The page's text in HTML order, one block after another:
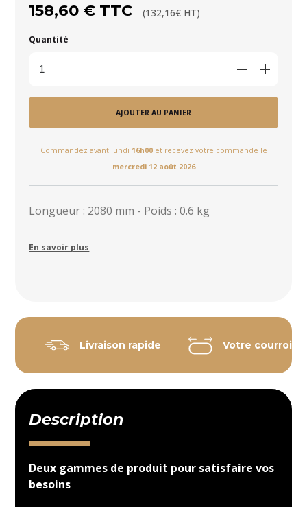
158,60 € TTC (132,16€ HT)
Quantité
AJOUTER AU PANIER
Commandez avant lundi 16h00et recevez votre commande le
mercredi 12 août 2026
Longueur : 2080 mm - Poids : 0.6 kg
En savoir plus
Livraison rapide Votre courroie
Description
Deux gammes de produit pour satisfaire vos
besoins